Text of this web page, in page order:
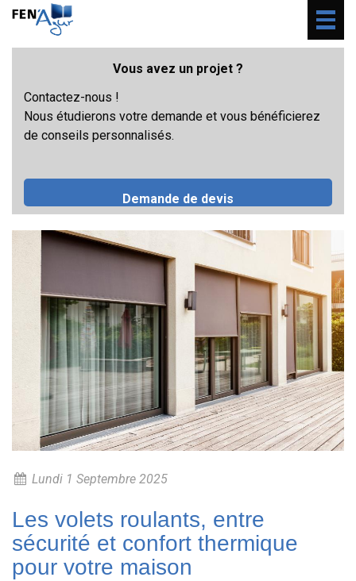
Vous avez un projet ?
Contactez-nous !
Nous étudierons votre demande et vous bénéficierez
de conseils personnalisés.
Demande de devis
Lundi 1 Septembre 2025
Les volets roulants, entre
sécurité et confort thermique
pour votre maison